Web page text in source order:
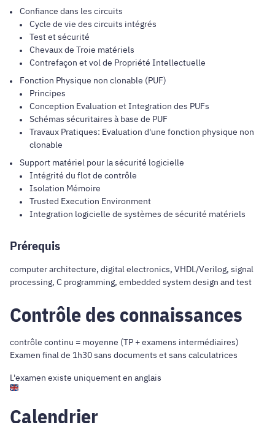
Confiance dans les circuits
Cycle de vie des circuits intégrés
Test et sécurité
Chevaux de Troie matériels
Contrefaçon et vol de Propriété Intellectuelle
Fonction Physique non clonable (PUF)
Principes
Conception Evaluation et Integration des PUFs
Schémas sécuritaires à base de PUF
Travaux Pratiques: Evaluation d'une fonction physique non
clonable
Support matériel pour la sécurité logicielle
Intégrité du flot de contrôle
Isolation Mémoire
Trusted Execution Environment
Integration logicielle de systèmes de sécurité matériels
Prérequis
computer architecture, digital electronics, VHDL/Verilog, signal
processing, C programming, embedded system design and test
Contrôle des connaissances
contrôle continu = moyenne (TP + examens intermédiaires)
Examen final de 1h30 sans documents et sans calculatrices
L'examen existe uniquement en anglais
Calendrier